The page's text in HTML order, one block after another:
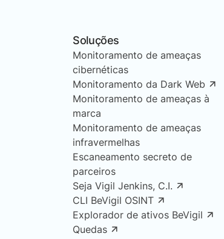
Soluções
Monitoramento de ameaças
cibernéticas
Monitoramento da Dark Web
Monitoramento de ameaças à
marca
Monitoramento de ameaças
infravermelhas
Escaneamento secreto de
parceiros
Seja Vigil Jenkins, C.I.
CLI BeVigil OSINT
Explorador de ativos BeVigil
Quedas